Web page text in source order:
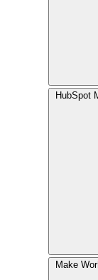
HubSpot
Make